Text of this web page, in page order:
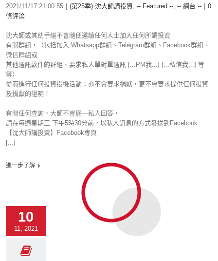
2021/11/17 21:00:55 (第25季) 沈大師講投資, -- Featured --, -- 網台 --
0
條評論
沈大師或其助手絕不會隨便邀請任何人士加入任何所謂投資
有關群組，（包括加入 Whatsapp群組、Telegram群組、Facebook群組、
微信群組或
其他通訊軟件的群組、要求私人單對單通訊 [...PM我...] [...私信我...] 等
等）
從而進行任何投資投機活動；亦不會要求捐獻，更不會要求提供任何投資
及捐獻的證明！
有關任何查詢，大師不會逐一私人回答，
請在每週星期三 下午5時30分前，以私人訊息的方式發送到Facebook
【沈大師講投資】Facebook專頁
[...]
進一步了解
10
11, 2021